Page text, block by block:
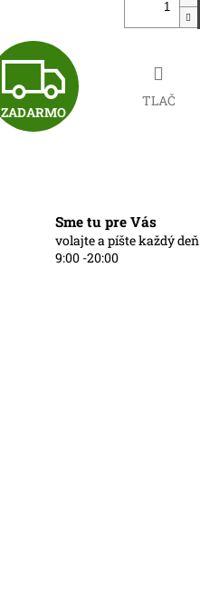
Z
A
D
A
ZADARMO
TLAČ
Sme tu pre Vás
volajte a píšte každý deň
9:00 -20:00